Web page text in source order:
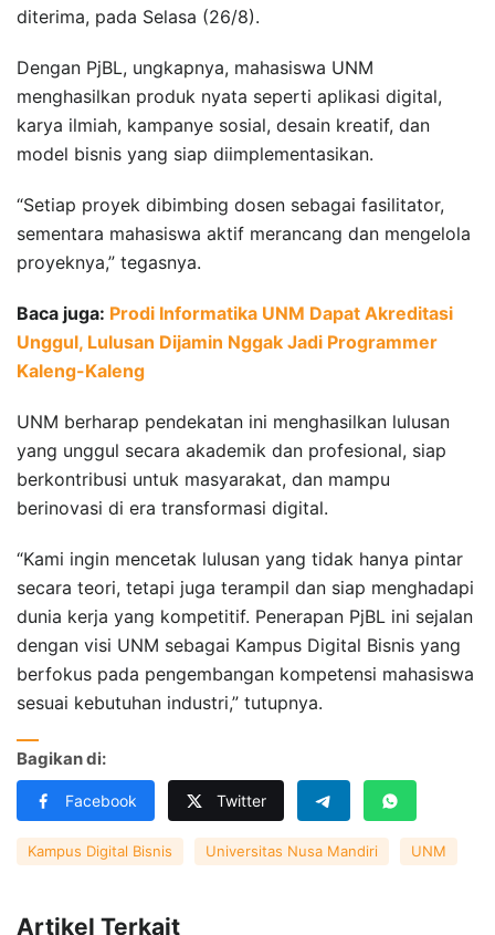
diterima, pada Selasa (26/8).
Dengan PjBL, ungkapnya, mahasiswa UNM
menghasilkan produk nyata seperti aplikasi digital,
karya ilmiah, kampanye sosial, desain kreatif, dan
model bisnis yang siap diimplementasikan.
“Setiap proyek dibimbing dosen sebagai fasilitator,
sementara mahasiswa aktif merancang dan mengelola
proyeknya,” tegasnya.
Baca juga: Prodi Informatika UNM Dapat Akreditasi
Unggul, Lulusan Dijamin Nggak Jadi Programmer
Kaleng-Kaleng
UNM berharap pendekatan ini menghasilkan lulusan
yang unggul secara akademik dan profesional, siap
berkontribusi untuk masyarakat, dan mampu
berinovasi di era transformasi digital.
“Kami ingin mencetak lulusan yang tidak hanya pintar
secara teori, tetapi juga terampil dan siap menghadapi
dunia kerja yang kompetitif. Penerapan PjBL ini sejalan
dengan visi UNM sebagai Kampus Digital Bisnis yang
berfokus pada pengembangan kompetensi mahasiswa
sesuai kebutuhan industri,” tutupnya.
Bagikan di:
Facebook Twitter
Kampus Digital Bisnis Universitas Nusa Mandiri UNM
Artikel Terkait